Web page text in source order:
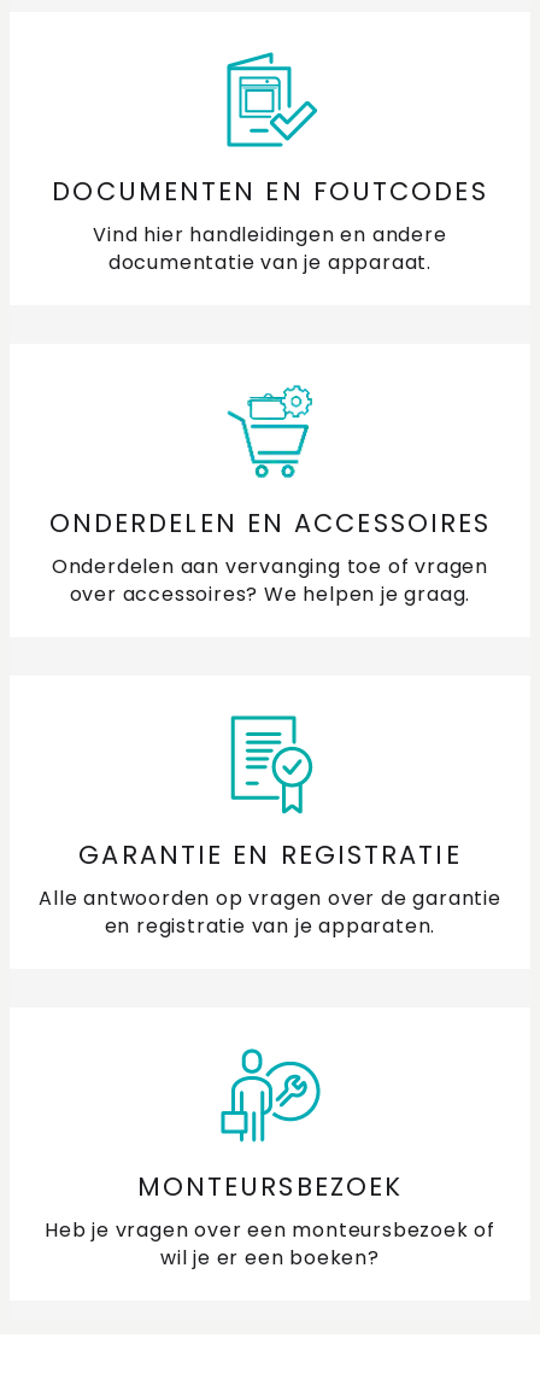
DOCUMENTEN EN FOUTCODES
Vind hier handleidingen en andere
documentatie van je apparaat.
ONDERDELEN EN ACCESSOIRES
Onderdelen aan vervanging toe of vragen
over accessoires? We helpen je graag.
GARANTIE EN REGISTRATIE
Alle antwoorden op vragen over de garantie
en registratie van je apparaten.
MONTEURSBEZOEK
Heb je vragen over een monteursbezoek of
wil je er een boeken?